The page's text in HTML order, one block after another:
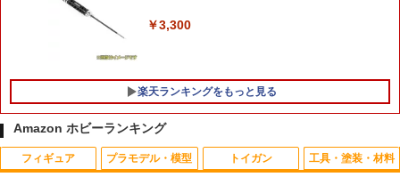
【最大1,000円OFFクーポン11日1:59
￥3,080
ー!!』 木兎光太郎 (可動フィギュア)
￥3,300
￥1,250
￥3,300
楽天ランキングをもっと見る
Amazon ホビーランキング
フィギュア プラモデル・模型 トイガン 工具・塗装・材料